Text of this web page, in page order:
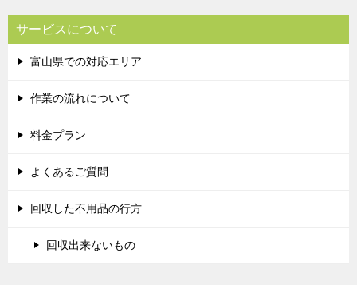
サービスについて
富山県での対応エリア
作業の流れについて
料金プラン
よくあるご質問
回収した不用品の行方
回収出来ないもの